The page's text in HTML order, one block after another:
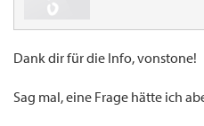
Dank dir für die Info, vonstone!
Sag mal, eine Frage hätte ich